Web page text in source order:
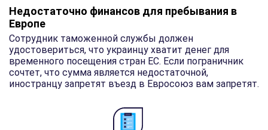
Недостаточно финансов для пребывания в
Европе
Сотрудник таможенной службы должен
удостовериться, что украинцу хватит денег для
временного посещения стран ЕС. Если пограничник
сочтет, что сумма является недостаточной,
иностранцу запретят въезд в Евросоюз вам запретят.